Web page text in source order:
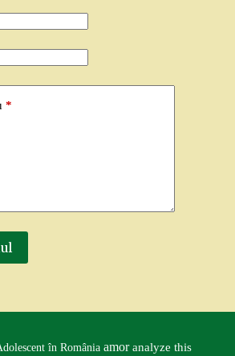
*
în România amor analyze this